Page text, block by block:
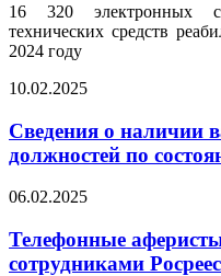
16 320 электронных
технических средств
2024 году
10.02.2025
Сведения о наличии
должностей по
06.02.2025
Телефонные
сотрудниками